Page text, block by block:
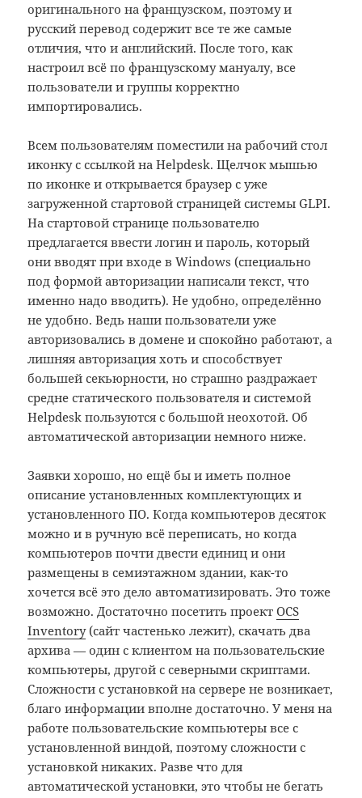
оригинального на французском, поэтому и
русский перевод содержит все те же самые
отличия, что и английский. После того, как
настроил всё по французскому мануалу, все
пользователи и группы корректно
импортировались.
Всем пользователям поместили на рабочий стол
иконку с ссылкой на Helpdesk. Щелчок мышью
по иконке и открывается браузер с уже
загруженной стартовой страницей системы GLPI.
На стартовой странице пользователю
предлагается ввести логин и пароль, который
они вводят при входе в Windows (специально
под формой авторизации написали текст, что
именно надо вводить). Не удобно, определённо
не удобно. Ведь наши пользователи уже
авторизовались в домене и спокойно работают, а
лишняя авторизация хоть и способствует
большей секьюрности, но страшно раздражает
средне статического пользователя и системой
Helpdesk пользуются с большой неохотой. Об
автоматической авторизации немного ниже.
Заявки хорошо, но ещё бы и иметь полное
описание установленных комплектующих и
установленного ПО. Когда компьютеров десяток
можно и в ручную всё переписать, но когда
компьютеров почти двести единиц и они
размещены в семиэтажном здании, как-то
хочется всё это дело автоматизировать. Это тоже
возможно. Достаточно посетить проектOCS
Inventory(сайт частенько лежит), скачать два
архива — один с клиентом на пользовательские
компьютеры, другой с северными скриптами.
Сложности с установкой на сервере не возникает,
благо информации вполне достаточно. У меня на
работе пользовательские компьютеры все с
установленной виндой, поэтому сложности с
установкой никаких. Разве что для
автоматической установки, это чтобы не бегать